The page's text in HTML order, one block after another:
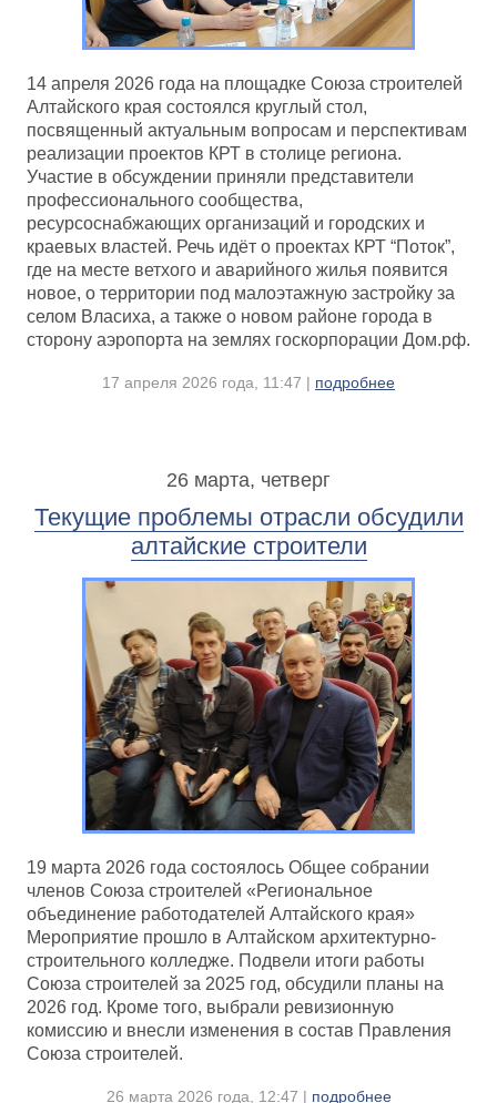
14 апреля 2026 года на площадке Союза строителей
Алтайского края состоялся круглый стол,
посвященный актуальным вопросам и перспективам
реализации проектов КРТ в столице региона.
Участие в обсуждении приняли представители
профессионального сообщества,
ресурсоснабжающих организаций и городских и
краевых властей. Речь идёт о проектах КРТ “Поток”,
где на месте ветхого и аварийного жилья появится
новое, о территории под малоэтажную застройку за
селом Власиха, а также о новом районе города в
сторону аэропорта на землях госкорпорации Дом.рф.
17 апреля 2026 года, 11:47 | подробнее
26 марта, четверг
Текущие проблемы отрасли обсудили
алтайские строители
19 марта 2026 года состоялось Общее собрании
членов Союза строителей «Региональное
объединение работодателей Алтайского края»
Мероприятие прошло в Алтайском архитектурно-
строительного колледже. Подвели итоги работы
Союза строителей за 2025 год, обсудили планы на
2026 год. Кроме того, выбрали ревизионную
комиссию и внесли изменения в состав Правления
Союза строителей.
26 марта 2026 года, 12:47 | подробнее